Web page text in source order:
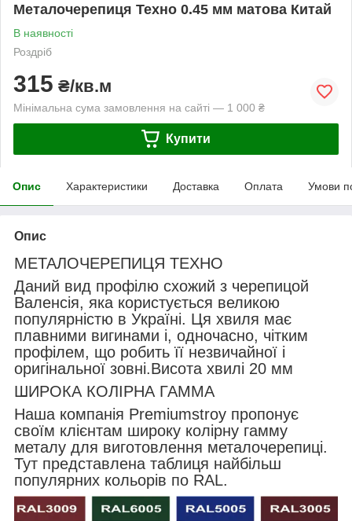
Металочерепиця Техно 0.45 мм матова Китай
В наявності
Роздріб
315 ₴/кв.м
Мінімальна сума замовлення на сайті — 1 000 ₴
Купити
Опис Характеристики Доставка Оплата Умови
Опис
МЕТАЛОЧЕРЕПИЦЯ ТЕХНО
Даний вид профілю схожий з черепицой
Валенсія, яка користується великою
популярністю в Україні. Ця хвиля має
плавними вигинами і, одночасно, чітким
профілем, що робить її незвичайної і
оригінальної зовні.Висота хвилі 20 мм
ШИРОКА КОЛІРНА ГАММА
Наша компанія Premiumstroy пропонує
своїм клієнтам широку колірну гамму
металу для виготовлення металочерепиці.
Тут представлена таблиця найбільш
популярних кольорів по RAL.